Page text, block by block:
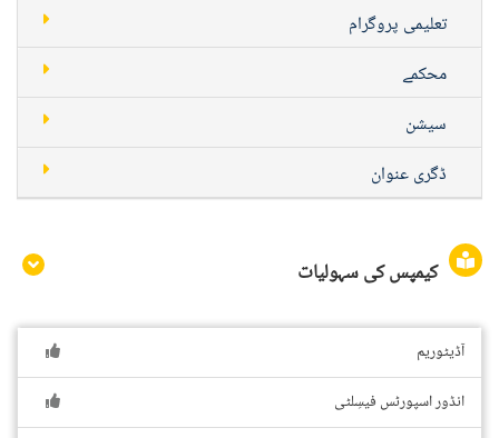
تعلیمی پروگرام
محکمے
سیشن
ڈگری عنوان
کیمپس کی سہولیات
آڈیٹوریم
انڈور اسپورٹس فیسِلٹی